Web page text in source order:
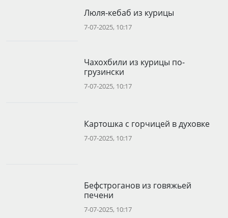
Люля-кебаб из курицы
7-07-2025, 10:17
Чахохбили из курицы по-
грузински
7-07-2025, 10:17
Картошка с горчицей в духовке
7-07-2025, 10:17
Бефстроганов из говяжьей
печени
7-07-2025, 10:17